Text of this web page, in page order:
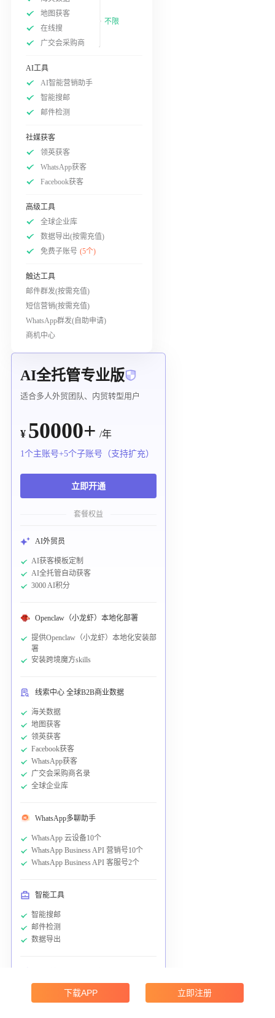
地图获客
在线搜
广交会采购商
不限
AI工具
AI智能营销助手
智能搜邮
邮件检测
社媒获客
领英获客
WhatsApp获客
Facebook获客
高级工具
全球企业库
数据导出(按需充值)
免费子账号 (5个)
触达工具
邮件群发(按需充值)
短信营销(按需充值)
WhatsApp群发(自助申请)
商机中心
AI全托管专业版
适合多人外贸团队、内贸转型用户
¥ 50000+ /年
1个主账号+5个子账号（支持扩充）
立即开通
套餐权益
AI外贸员
AI获客模板定制
AI全托管自动获客
3000 AI积分
Openclaw（小龙虾）本地化部署
提供Openclaw（小龙虾）本地化安装部
署
安装跨境魔方skills
线索中心 全球B2B商业数据
海关数据
地图获客
领英获客
Facebook获客
WhatsApp获客
广交会采购商名录
全球企业库
WhatsApp多聊助手
WhatsApp 云设备10个
WhatsApp Business API 营销号10个
WhatsApp Business API 客服号2个
智能工具
智能搜邮
邮件检测
数据导出
WhatsApp群发
邮件群发
下载APP 立即注册